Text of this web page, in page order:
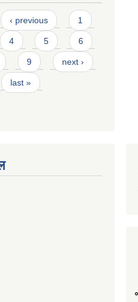
‹ previous 1
4 5 6
9 next ›
last »